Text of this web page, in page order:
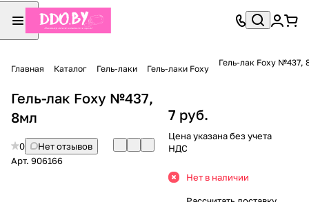
Главная Каталог Гель-лаки Гель-лаки Foxy
Гель-лак Foxy №437,
Гель-лак Foxy №437,
8мл
0
Нет отзывов
Арт. 906166
7 руб.
Цена указана без учета
НДС
Нет в наличии